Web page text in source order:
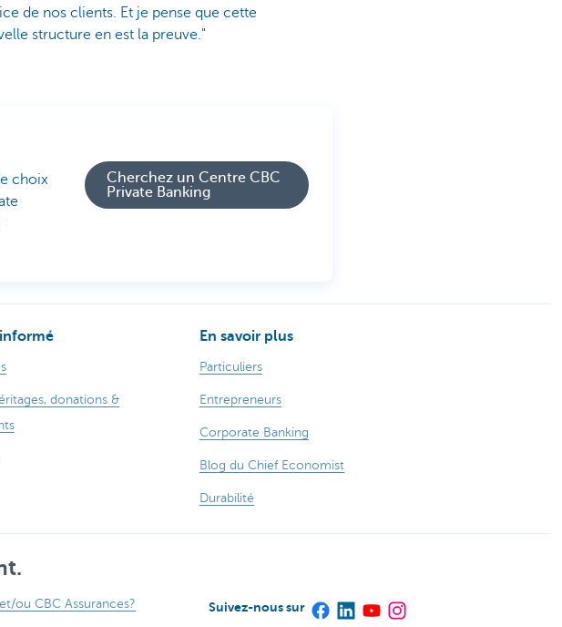
de nos clients. Et je pense que cette
structure en est la preuve."
choix
Cherchez un Centre CBC
Private Banking
donations &
En savoir plus
Particuliers
Entrepreneurs
Corporate Banking
Blog du Chief Economist
Durabilité
ou CBC Assurances?
Suivez-nous sur